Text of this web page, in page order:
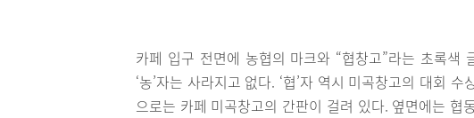
카페 입구 전면에 농협의 마크와 “협창고”라는 초록
‘농’자는 사라지고 없다. ‘협’자 역시 미곡창고의 대회
으로는 카페 미곡창고의 간판이 걸려 있다. 옆면에는